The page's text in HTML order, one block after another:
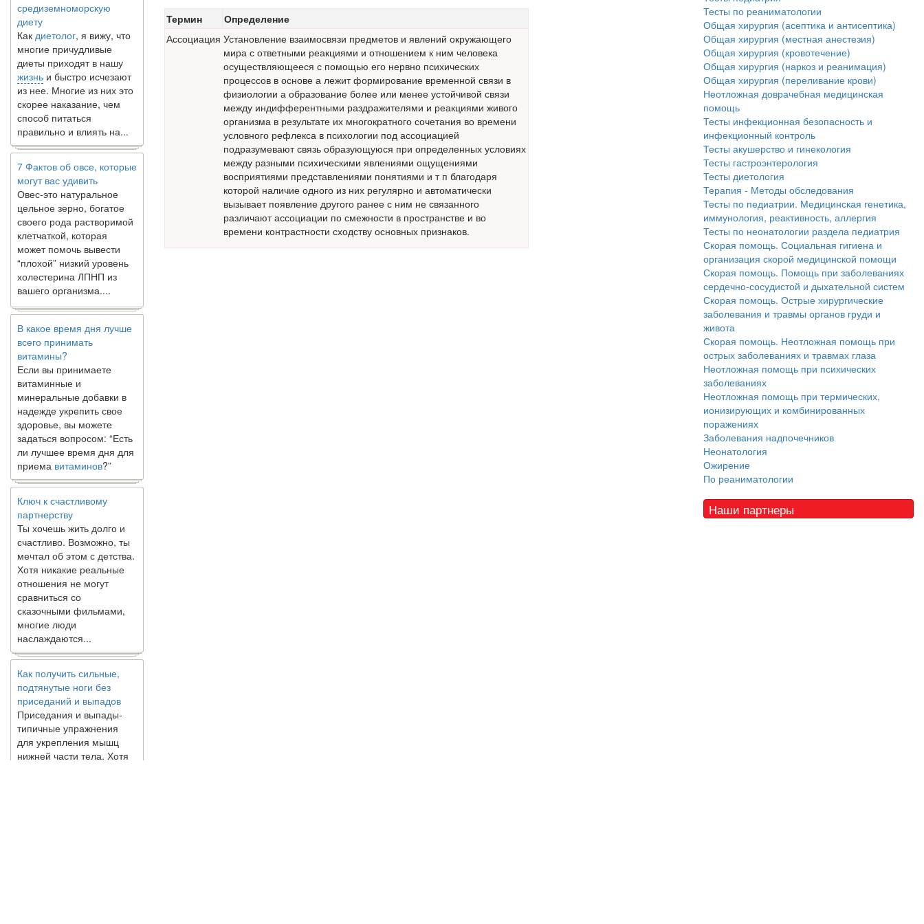
диету
Какдиетолог
многие причудливые
диеты приходят в нашу
жизньи быстро исчезают
из нее. Многие из них это
скорее наказание, чем
способ питаться
правильно и влиять на...
7 Фактов об овсе, которые
могут вас удивить
Овес-это натуральное
цельное зерно, богатое
своего рода растворимой
клетчаткой, которая
может помочь вывести
“плохой” низкий уровень
холестерина ЛПНП из
вашего организма....
В какое время дня лучше
всего принимать
витамины?
Если вы принимаете
витаминные и
минеральные добавки в
надежде укрепить свое
здоровье, вы можете
задаться вопросом: “Есть
ли лучшее время дня для
приемавитаминов?”
Ключ к счастливому
партнерству
Ты хочешь жить долго и
счастливо. Возможно, ты
мечтал об этом с детства.
Хотя никакие реальные
отношения не могут
сравниться со
сказочными фильмами,
многие люди
наслаждаются...
Как получить сильные,
подтянутые ноги без
приседаний и выпадов
Приседания и выпады-
типичные упражнения
для укрепления мышц
нижней части тела. Хотя
они чрезвычайно
Термин
Определение
Ассоциация Установление взаимосвязи предметов и явлений окружающего
мира с ответными реакциями и отношением к ним человека
осуществляющееся с помощью его нервно психических
процессов в основе а лежит формирование временной связи в
физиологии а образование более или менее устойчивой связи
между индифферентными раздражителями и реакциями живого
организма в результате их многократного сочетания во времени
условного рефлекса в психологии под ассоциацией
подразумевают связь образующуюся при определенных условиях
между разными психическими явлениями ощущениями
восприятиями представлениями понятиями и т п благодаря
которой наличие одного из них регулярно и автоматически
вызывает появление другого ранее с ним не связанного
различают ассоциации по смежности в пространстве и во
времени контрастности сходству основных признаков.
Тесты по реаниматологии
Общая хирургия (асептика и антисептика)
Общая хирургия (местная анестезия)
Общая хирургия (кровотечение)
Общая хирургия (наркоз и реанимация)
Общая хирургия (переливание крови)
Неотложная доврачебная медицинская
помощь
Тесты инфекционная безопасность и
инфекционный контроль
Тесты акушерство и гинекология
Тесты гастроэнтерология
Тесты диетология
Терапия - Методы обследования
Тесты по педиатрии. Медицинская генетика,
иммунология, реактивность, аллергия
Тесты по неонатологии раздела педиатрия
Скорая помощь. Социальная гигиена и
организация скорой медицинской помощи
Скорая помощь. Помощь при заболеваниях
сердечно-сосудистой и дыхательной систем
Скорая помощь. Острые хирургические
заболевания и травмы органов груди и
живота
Скорая помощь. Неотложная помощь при
острых заболеваниях и травмах глаза
Неотложная помощь при психических
заболеваниях
Неотложная помощь при термических,
ионизирующих и комбинированных
поражениях
Заболевания надпочечников
Неонатология
Ожирение
По реаниматологии
Наши партнеры